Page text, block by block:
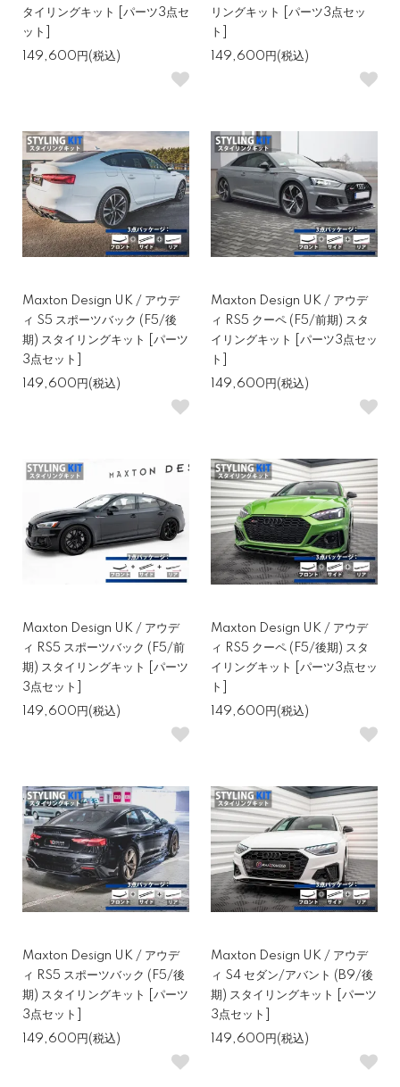
タイリングキット [パーツ3点セ
ット]
149,600円(税込)
リングキット [パーツ3点セッ
ト]
149,600円(税込)
Maxton Design UK / アウデ
ィ S5 スポーツバック (F5/後
期) スタイリングキット [パーツ
3点セット]
149,600円(税込)
Maxton Design UK / アウデ
ィ RS5 クーペ (F5/前期) スタ
イリングキット [パーツ3点セッ
ト]
149,600円(税込)
Maxton Design UK / アウデ
ィ RS5 スポーツバック (F5/前
期) スタイリングキット [パーツ
3点セット]
149,600円(税込)
Maxton Design UK / アウデ
ィ RS5 クーペ (F5/後期) スタ
イリングキット [パーツ3点セッ
ト]
149,600円(税込)
Maxton Design UK / アウデ
ィ RS5 スポーツバック (F5/後
期) スタイリングキット [パーツ
3点セット]
149,600円(税込)
Maxton Design UK / アウデ
ィ S4 セダン/アバント (B9/後
期) スタイリングキット [パーツ
3点セット]
149,600円(税込)